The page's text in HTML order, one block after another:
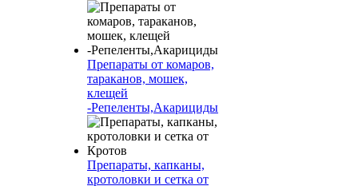
Препараты от комаров,
тараканов, мошек,
клещей
-Репеленты,Акарициды
Препараты, капканы,
кротоловки и сетка от